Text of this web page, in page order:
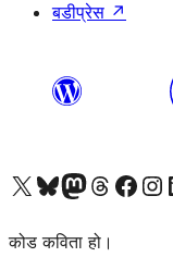
बडीप्रेस ↗
हाम्रो X (पहिले ट्विटर) खातामा जानुहोस्
हाम्रो Bluesky खाता भ्रमण गर्नुहोस्
हाम्रो म्यास्टोडन खाता भ्रमण गर्नुहोस्
हाम्रो थ्रेड्स खातामा जानुहोस्
हाम्रो फेसबुक पेजमा
हाम्रो
कोड कविता हो।